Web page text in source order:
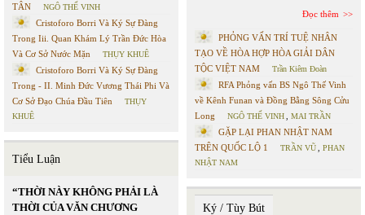
TÂN
NGÔ THẾ VINH
Cristoforo Borri Và Ký Sự Đàng
Trong Iii. Quan Khám Lý Trần Đức Hòa
Và Cơ Sở Nước Mặn
THỤY KHUÊ
Cristoforo Borri Và Ký Sự Đàng
Trong - II. Minh Đức Vương Thái Phi Và
Cơ Sở Đạo Chúa Đầu Tiên
THỤY
KHUÊ
Tiểu Luận
“THỜI NÀY KHÔNG PHẢI LÀ
THỜI CỦA VĂN CHƯƠNG
Đọc thêm
PHỎNG VẤN TRÍ TUỆ NHÂN
TẠO VỀ HÒA HỢP HÒA GIẢI DÂN
TỘC VIỆT NAM
Trần Kiêm Đoàn
RFA Phỏng vấn BS Ngô Thế Vinh
về Kênh Funan và Đồng Bằng Sông Cửu
Long
NGÔ THẾ VINH MAI TRẦN
GẶP LẠI PHAN NHẬT NAM
TRÊN QUỐC LỘ 1
TRẦN VŨ
PHAN
NHẬT NAM
Ký / Tùy Bút